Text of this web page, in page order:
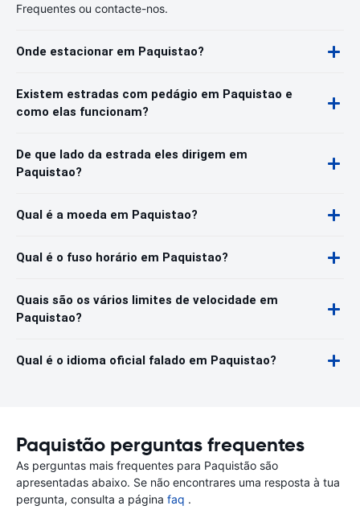
Frequentes ou contacte-nos.
Onde estacionar em Paquistao?
Existem estradas com pedágio em Paquistao e
como elas funcionam?
De que lado da estrada eles dirigem em
Paquistao?
Qual é a moeda em Paquistao?
Qual é o fuso horário em Paquistao?
Quais são os vários limites de velocidade em
Paquistao?
Qual é o idioma oficial falado em Paquistao?
Paquistão perguntas frequentes
As perguntas mais frequentes para Paquistão são
apresentadas abaixo. Se não encontrares uma resposta à tua
pergunta, consulta a página faq .